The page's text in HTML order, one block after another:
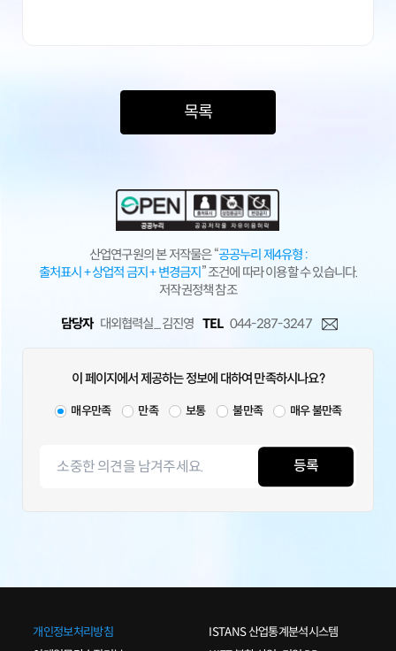
목록
산업연구원의 본 저작물은 “공공누리 제4유형 :
출처표시 + 상업적 금지 + 변경금지 ” 조건에 따라 이용할 수 있습니다.
저작권정책 참조
담당자 대외협력실_ 김진영 TEL 044-287-3247
이 페이지에서 제공하는 정보에 대하여 만족하시나요?
매우만족 만족 보통 불만족 매우 불만족
등록
개인정보처리방침
ISTANS 산업통계분석시스템